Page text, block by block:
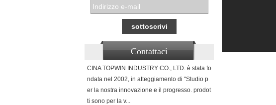
Contattaci
CINA TOPWIN INDUSTRY CO., LTD. è stata fo
ndata nel 2002, in atteggiamento di "Studio p
er la nostra innovazione e il progresso. prodot
ti sono per la v...